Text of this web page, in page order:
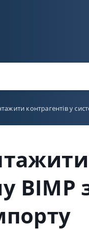
контрагентів у